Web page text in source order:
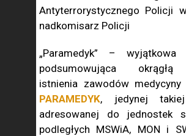
Antyterrorystycznego Policji
nadkomisarz Policji
„Paramedyk” – wyjątkowa
podsumowująca
istnienia zawodów medycyny
PARAMEDYK, jedynej takiej
adresowanej do jednostek
podległych MSWiA, MON i